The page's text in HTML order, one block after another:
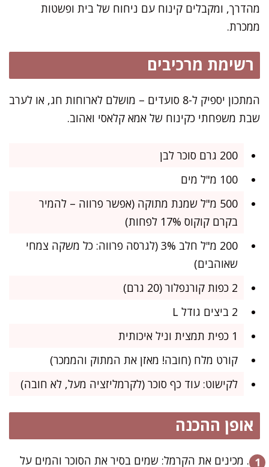
מהדרך, ומקבלים קינוח עם ניחוח של בית ופשטות
ממכרת.
רשימת מרכיבים
המתכון יספיק ל-8 סועדים – מושלם לארוחות חג, או לערב
שבת משפחתי כקינוח של אמא קלאסי ואהוב.
200 גרם סוכר לבן
100 מ"ל מים
500 מ"ל שמנת מתוקה (אפשר פרווה – להמיר
בקרם קוקוס 17% לפחות)
200 מ"ל חלב 3% (לגרסה פרווה: כל משקה צמחי
שאוהבים)
2 כפות קורנפלור (20 גרם)
2 ביצים גודל L
1 כפית תמצית וניל איכותית
קורט מלח (חובה! מאזן את המתוק והממכר)
לקישוט: עוד כף סוכר (לקרמליזציה מעל, לא חובה)
אופן ההכנה
מכינים את הקרמל: שמים בסיר את הסוכר והמים על